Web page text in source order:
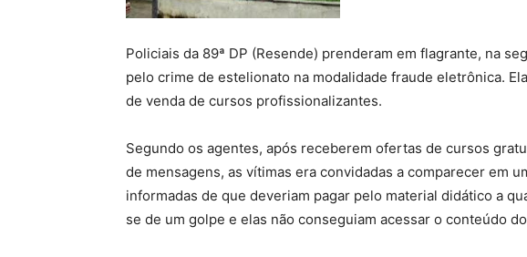
Policiais da 89ª DP (Resende) prenderam em flagrante, na
pelo crime de estelionato na modalidade fraude eletrônica.
de venda de cursos profissionalizantes.
Segundo os agentes, após receberem ofertas de cursos
de mensagens, as vítimas era convidadas a comparecer em
informadas de que deveriam pagar pelo material didático a
se de um golpe e elas não conseguiam acessar o conteúdo